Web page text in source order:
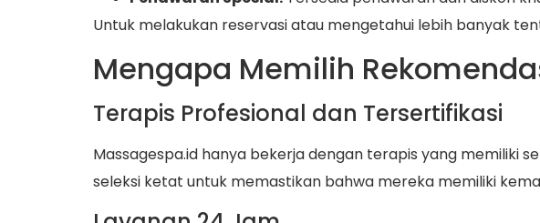
Untuk melakukan reservasi atau mengetahui lebih banyak
Mengapa Memilih
Terapis Profesional dan Tersertifikasi
Massagespa.id hanya bekerja dengan terapis yang memiliki
seleksi ketat untuk memastikan bahwa mereka memiliki